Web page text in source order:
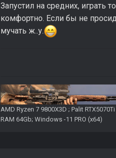
Запустил на средних, играть
комфортно. Если бы не
мучать ж..у.
AMD Ryzen 7 9800X3D ; Palit
RAM 64Gb; Windows -11 PRO (х64)